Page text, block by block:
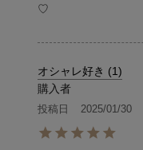
♡
オシャレ好き
1
購入者
投稿日 2025/01/30